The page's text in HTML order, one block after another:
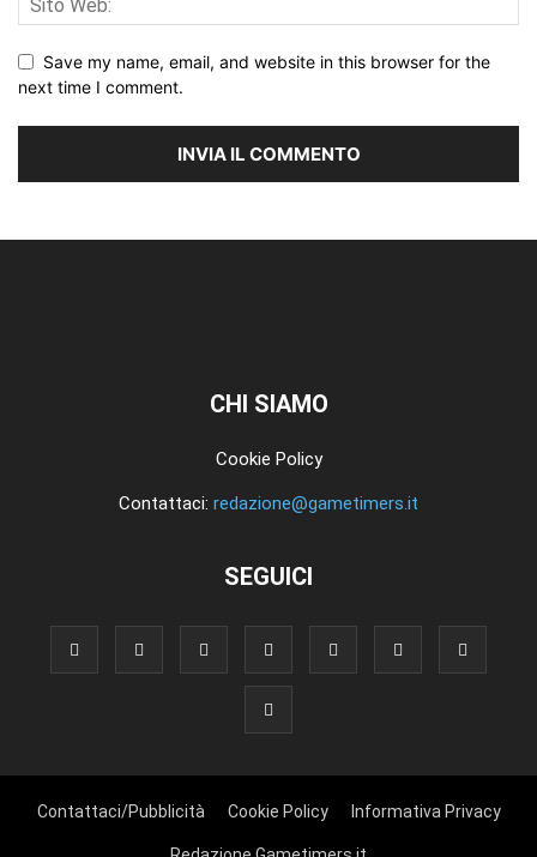
Save my name, email, and website in this browser for the
next time I comment.
CHI SIAMO
Cookie Policy
Contattaci: redazione@gametimers.it
SEGUICI
Contattaci/Pubblicità Cookie Policy Informativa Privacy